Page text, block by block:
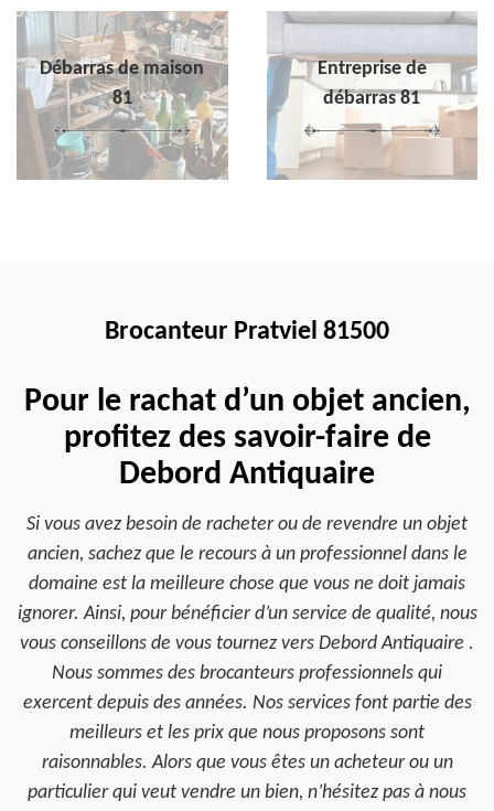
Débarras de maison
81
Entreprise de
débarras 81
Brocanteur Pratviel 81500
Pour le rachat d’un objet ancien,
profitez des savoir-faire de
Debord Antiquaire
Si vous avez besoin de racheter ou de revendre un objet
ancien, sachez que le recours à un professionnel dans le
domaine est la meilleure chose que vous ne doit jamais
ignorer. Ainsi, pour bénéficier d’un service de qualité, nous
vous conseillons de vous tournez vers Debord Antiquaire .
Nous sommes des brocanteurs professionnels qui
exercent depuis des années. Nos services font partie des
meilleurs et les prix que nous proposons sont
raisonnables. Alors que vous êtes un acheteur ou un
particulier qui veut vendre un bien, n’hésitez pas à nous